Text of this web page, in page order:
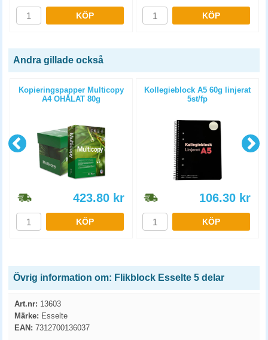
KÖP KÖP
Andra gillade också
Kopieringspapper Multicopy
A4 OHÅLAT 80g
423.80 kr
KÖP
Kollegieblock A5 60g linjerat
5st/fp
106.30 kr
KÖP
Övrig information om: Flikblock Esselte 5 delar
Art.nr: 13603
Märke: Esselte
EAN: 7312700136037